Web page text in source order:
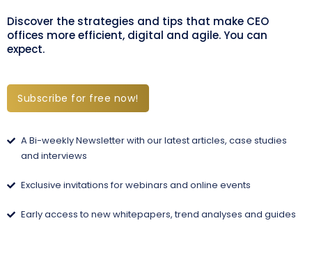
Discover the strategies and tips that make CEO
offices more efficient, digital and agile. You can
expect.
Subscribe for free now!
A Bi-weekly Newsletter with our latest articles, case studies
and interviews
Exclusive invitations for webinars and online events
Early access to new whitepapers, trend analyses and guides